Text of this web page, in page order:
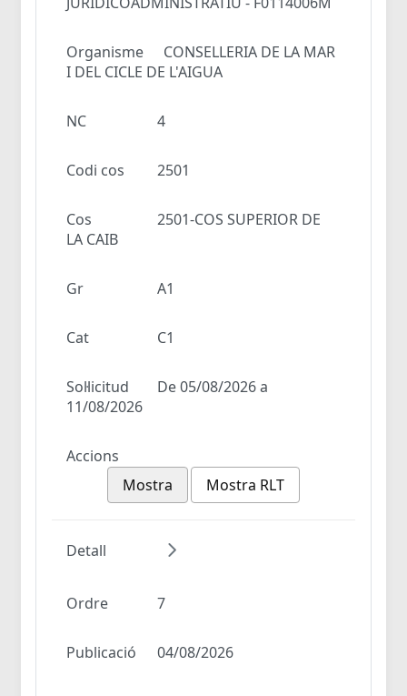
Organisme
CONSELLERIA DE LA MAR
I DEL CICLE DE L'AIGUA
NC 4
Codi cos 2501
Cos
2501-COS SUPERIOR DE
LA CAIB
Gr A1
Cat C1
Sol·licitud
De 05/08/2026 a
11/08/2026
Accions
Mostra
Mostra RLT
Detall
Ordre 7
Publicació 04/08/2026